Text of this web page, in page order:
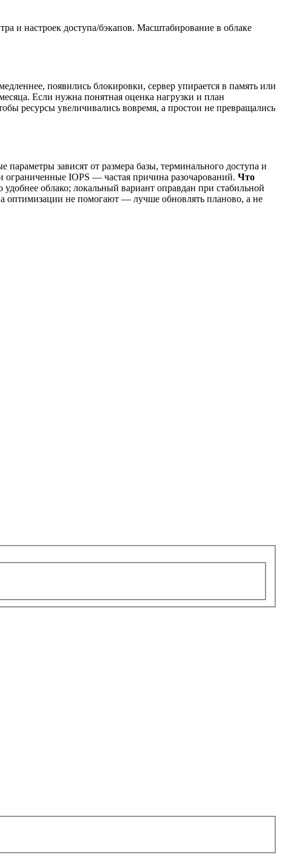
и настроек доступа/бэкапов. Масштабирование в облаке
появились блокировки, сервер упирается в память или
Если нужна понятная оценка нагрузки и план
ресурсы увеличивались вовремя, а простои не превращались
зависят от размера базы, терминального доступа и
ограниченные IOPS — частая причина разочарований. Что
облако; локальный вариант оправдан при стабильной
а оптимизации не помогают — лучше обновлять планово, а не